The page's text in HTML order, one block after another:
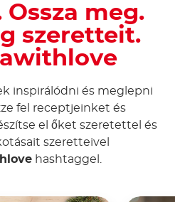
meg.
szeretteit.
inspirálódni és meglepni
fel receptjeinket és
el őket szeretettel és
szeretteivel
hashtaggel.